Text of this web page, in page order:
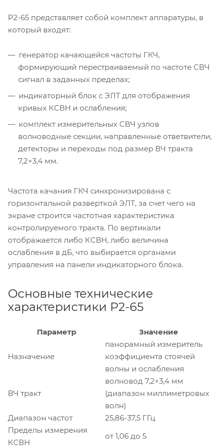
Р2-65 представляет собой комплект аппаратуры, в
который входят:
генератор качающейся частоты ГКЧ,
формирующий перестраиваемый по частоте СВЧ
сигнал в заданных пределах;
индикаторный блок с ЭЛТ для отображения
кривых КСВН и ослабления;
комплект измерительных СВЧ узлов
волноводные секции, направленные ответвители,
детекторы и переходы под размер ВЧ тракта
7,2×3,4 мм.
Частота качания ГКЧ синхронизирована с
горизонтальной разверткой ЭЛТ, за счет чего на
экране строится частотная характеристика
контролируемого тракта. По вертикали
отображается либо КСВН, либо величина
ослабления в дБ, что выбирается органами
управления на панели индикаторного блока.
Основные технические
характеристики Р2-65
Параметр Значение
Назначение
панорамный измеритель
коэффициента стоячей
волны и ослабления
ВЧ тракт
волновод 7,2×3,4 мм
(диапазон миллиметровых
волн)
Диапазон частот
25,86-37,5 ГГц
Пределы измерения
КСВН
от 1,06 до 5